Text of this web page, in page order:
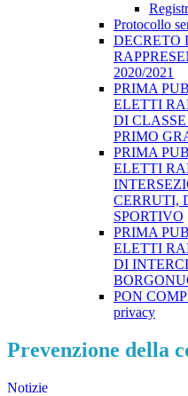
Protocollo
DECRETO
2020/2021
PRIMA
ELETTI
DI
PRIMO
PRIMA
ELETTI
CERRUTI,
SPORTIVO
PRIMA
ELETTI
DI
PON
privacy
Prevenzione della
Notizie